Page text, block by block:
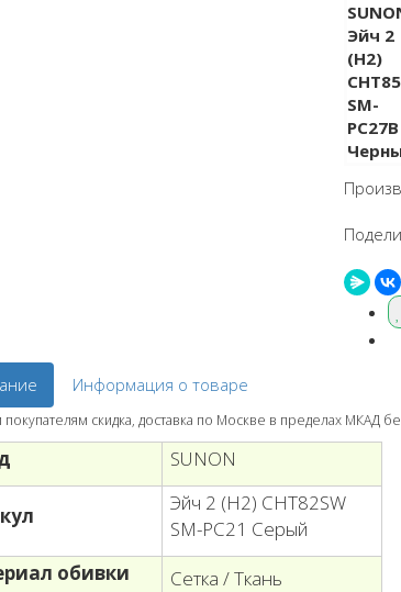
Информация о товаре
скидка, доставка по Москве в пределах МКАД
SUNON
Эйч 2 (H2) CHT82SW
SM-PC21 Серый
обивки
Сетка / Ткань